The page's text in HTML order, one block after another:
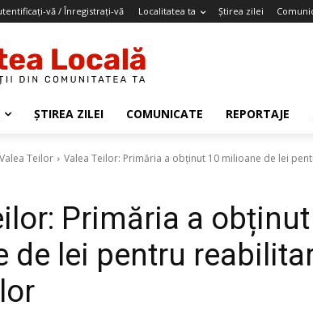
vă / Înregistrați-vă Localitatea ta Știrea zilei
ȘTIREA ZILEI COMUNICATE REPORTAJE
Valea Teilor Valea Teilor: Primăria a obținut 10 milioane de lei
Primăria a
de lei pentru